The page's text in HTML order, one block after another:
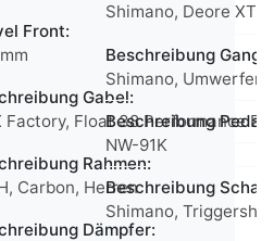
Front:
Gabel:
Factory, Float 38 Performance
Rahmen:
Carbon, Herren
Dämpfer:
Shimano, Deore XT
Beschreibung Gang:
Shimano, Umwerfer
Beschreibung Pedal:
NW-91K
Beschreibung
Shimano,